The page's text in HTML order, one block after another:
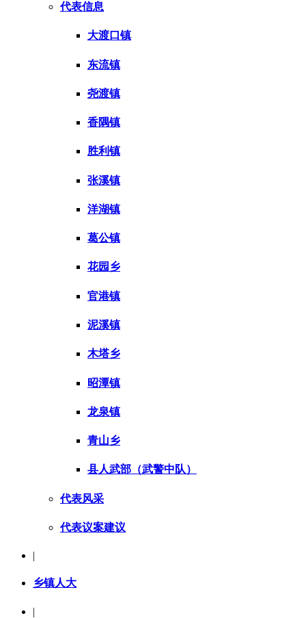
代表信息
大渡口镇
东流镇
尧渡镇
香隅镇
胜利镇
张溪镇
洋湖镇
葛公镇
花园乡
官港镇
泥溪镇
木塔乡
昭潭镇
龙泉镇
青山乡
县人武部（武警中队）
代表风采
代表议案建议
|
乡镇人大
|